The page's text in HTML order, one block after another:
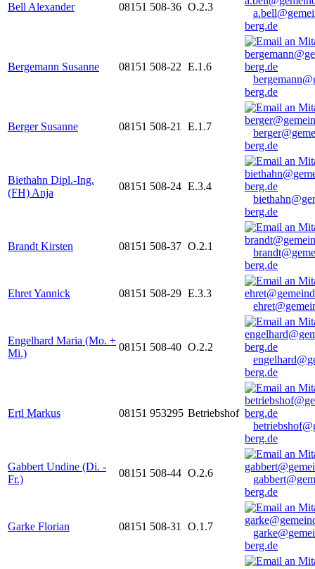
Bell Alexander 08151 508-36 O.2.3
berg.de
Bergemann Susanne 08151 508-22 E.1.6
berg.de
Berger Susanne 08151 508-21 E.1.7
berg.de
Biethahn Dipl.-Ing.
(FH) Anja
08151 508-24 E.3.4
berg.de
Brandt Kirsten 08151 508-37 O.2.1
berg.de
Ehret Yannick 08151 508-29 E.3.3
Engelhard Maria (Mo. +
Mi.)
08151 508-40 O.2.2
berg.de
Ertl Markus 08151 953295 Betriebshof
berg.de
Gabbert Undine (Di. -
Fr.)
08151 508-44 O.2.6
berg.de
Garke Florian 08151 508-31 O.1.7
berg.de